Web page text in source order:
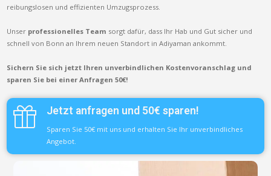
reibungslosen und effizienten Umzugsprozess.
Unser professionelles Team sorgt dafür, dass Ihr Hab und Gut sicher und
schnell von Bonn an Ihrem neuen Standort in Adiyaman ankommt.
Sichern Sie sich jetzt Ihren unverbindlichen Kostenvoranschlag und
sparen Sie bei einer Anfragen 50€!
Jetzt anfragen und 50€ sparen!
Sparen Sie 50€ mit uns und erhalten Sie Ihr unverbindliches
Angebot.